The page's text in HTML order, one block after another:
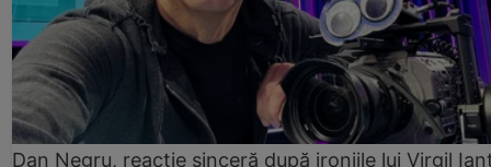
Dan Negru, reacție sinceră după ironiile lui Virgil